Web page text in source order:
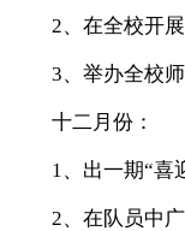
2、在全校开
3、举办全校
十二月份：
1、出一期“喜
2、在队员中